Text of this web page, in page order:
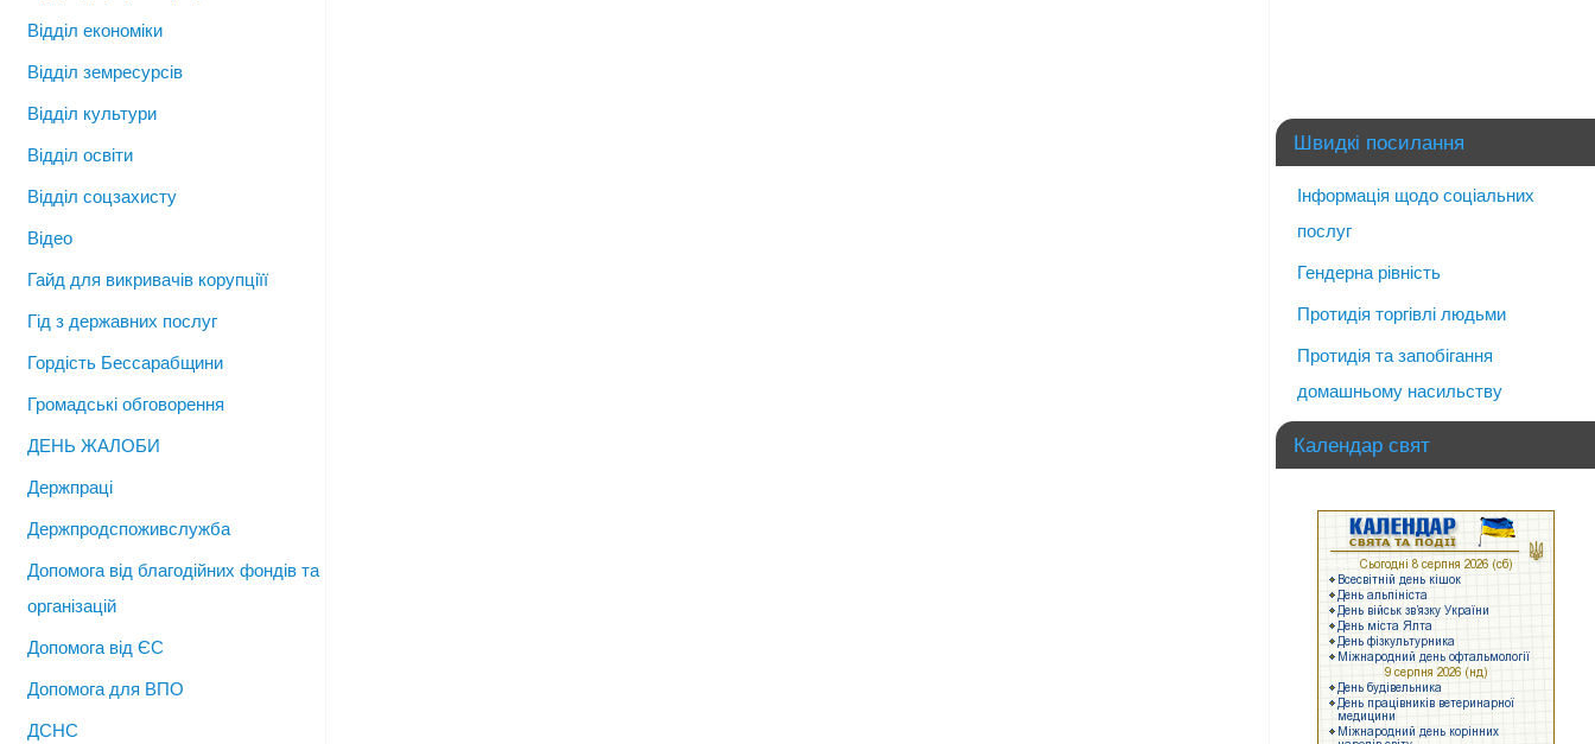
Відділ економіки
Відділ земресурсів
Відділ культури
Відділ освіти
Відділ соцзахисту
Відео
Гайд для викривачів корупціїї
Гід з державних послуг
Гордість Бессарабщини
Громадські обговорення
ДЕНЬ ЖАЛОБИ
Держпраці
Держпродспоживслужба
Допомога від благодійних фондів та
організацій
Допомога від ЄС
Допомога для ВПО
ДСНС
Швидкі посилання
Інформація щодо соціальних
послуг
Гендерна рівність
Протидія торгівлі людьми
Протидія та запобігання
домашньому насильству
Календар свят